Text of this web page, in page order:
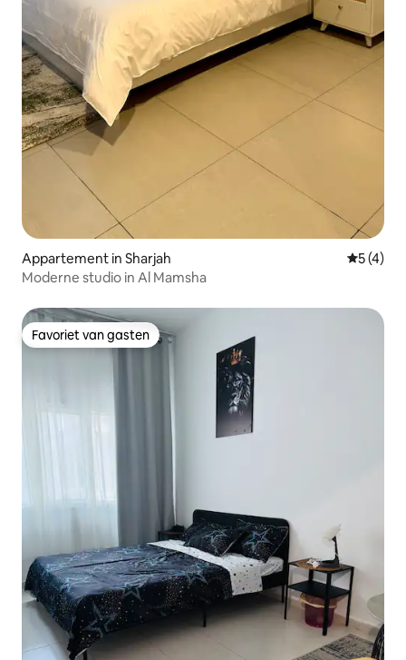
Appartement in Sharjah
5 (4)
Moderne studio in Al Mamsha
Favoriet van gasten
Favoriet van gasten